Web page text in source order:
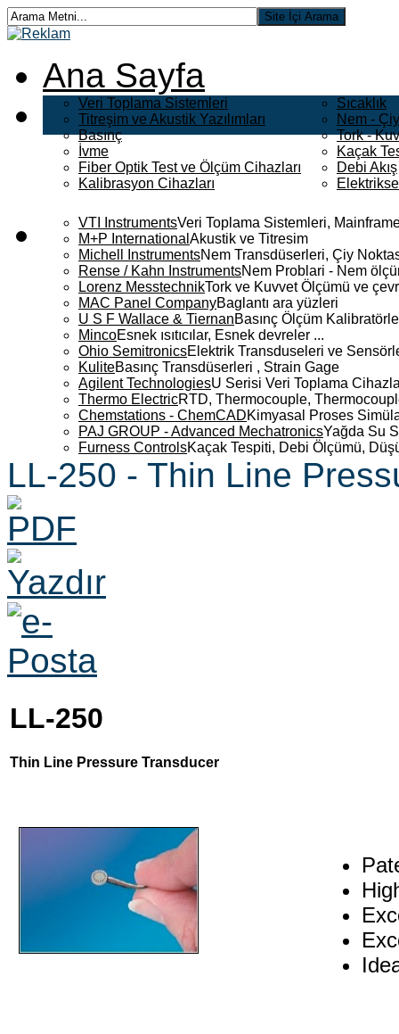
Ana Sayfa
Veri Toplama Sistemleri
Titreşim ve Akustik Yazılımları
Basınç
İvme
Fiber Optik Test ve Ölçüm Cihazları
Kalibrasyon Cihazları
Sıcaklık
Nem -
Tork -
Kaçak
Debi Akış
VTI InstrumentsVeri Toplama Sistemleri,
M+P International Akustik ve Titresim
Michell InstrumentsNem Transdüserleri, Çiy
Rense / Kahn InstrumentsNem Problari - Nem
Lorenz MesstechnikTork ve Kuvvet Ölçümü ve
MAC Panel CompanyBaglantı ara yüzleri
U S F Wallace & TiernanBasınç Ölçüm
MincoEsnek ısıtıcılar, Esnek devreler ...
Ohio SemitronicsElektrik Transduseleri ve
KuliteBasınç Transdüserleri , Strain Gage
Agilent TechnologiesU Serisi Veri Toplama
Thermo ElectricRTD, Thermocouple,
Chemstations - ChemCADKimyasal Proses
PAJ GROUP - Advanced MechatronicsYağda Su
Furness ControlsKaçak Tespiti, Debi Ölçümü,
LL-250 - Thin Line
LL-250
Thin Line Pressure Transducer